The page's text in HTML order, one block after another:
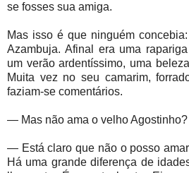
se fosses sua amiga.
Mas isso é que ninguém
Azambuja. Afinal era uma
um verão ardentíssimo, uma
Muita vez no seu camarim,
faziam-se comentários.
— Mas não ama o velho Agostinho?
— Está claro que não o posso
Há uma grande diferença de